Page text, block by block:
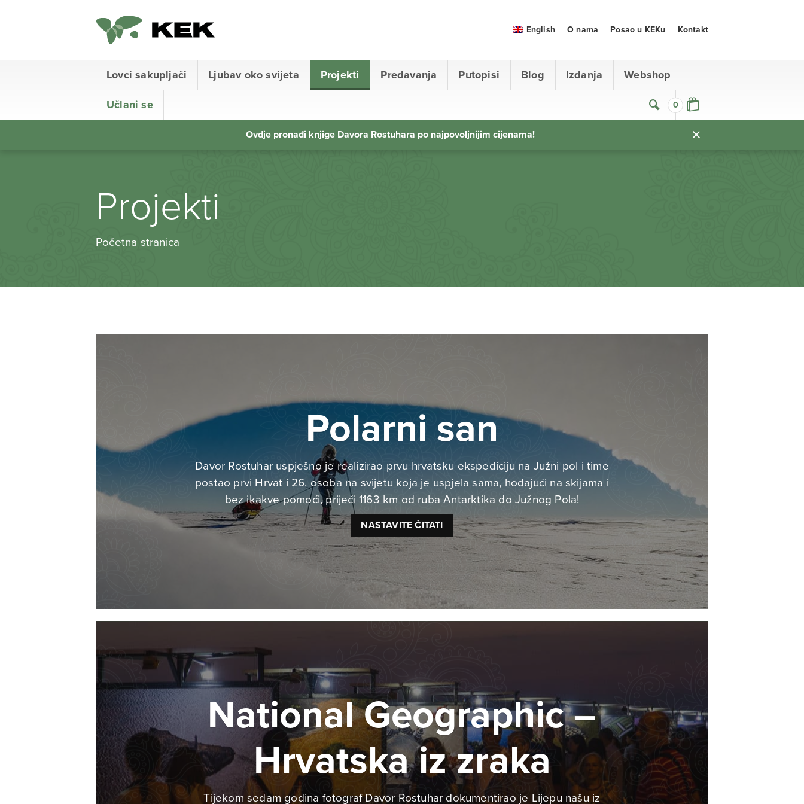
0
Lovci sakupljači Ljubav oko svijeta Projekti Predavanja Putopisi Blog Izdanja Webshop
Učlani se
English O nama Posao u KEKu Kontakt
Ovdje pronađi knjige Davora Rostuhara po najpovoljnijim cijenama!
Projekti
Početna stranica
Polarni san
Davor Rostuhar uspješno je realizirao prvu hrvatsku ekspediciju na Južni pol i time
postao prvi Hrvat i 26. osoba na svijetu koja je uspjela sama, hodajući na skijama i
bez ikakve pomoći, prijeći 1163 km od ruba Antarktika do Južnog Pola!
NASTAVITE ČITATI
National Geographic –
Hrvatska iz zraka
Tijekom sedam godina fotograf Davor Rostuhar dokumentirao je Lijepu našu iz